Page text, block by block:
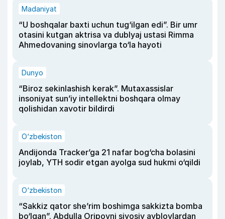
Madaniyat
“U boshqalar baxti uchun tug‘ilgan edi”. Bir umr
otasini kutgan aktrisa va dublyaj ustasi Rimma
Ahmedovaning sinovlarga to‘la hayoti
Dunyo
“Biroz sekinlashish kerak”. Mutaxassislar
insoniyat sun’iy intellektni boshqara olmay
qolishidan xavotir bildirdi
O‘zbekiston
Andijonda Tracker’ga 21 nafar bog‘cha bolasini
joylab, YTH sodir etgan ayolga sud hukmi o‘qildi
O‘zbekiston
“Sakkiz qator she’rim boshimga sakkizta bomba
bo‘lgan”. Abdulla Oripovni siyosiy ayblovlardan